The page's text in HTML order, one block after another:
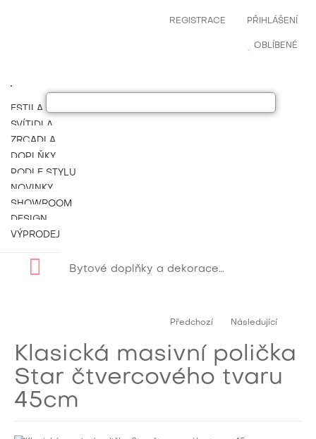
PŘIHLÁŠENÍ
REGISTRACE
OBLÍBENÉ
ESTILA NÁBYTEK
SVÍTIDLA
ZRCADLA
DOPLŇKY
PODLE STYLU
NOVINKY
SHOWROOM
DESIGN
VÝPRODEJ
Bytové doplňky a dekorace
Předchozí Následující
Klasická masivní polička
Star čtvercového tvaru
45cm